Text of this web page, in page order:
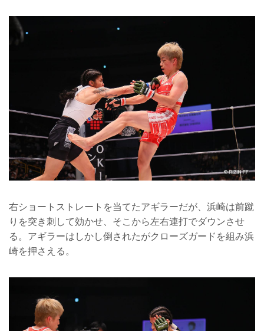
右ショートストレートを当てたアギラーだが、浜崎は前蹴
りを突き刺して効かせ、そこから左右連打でダウンさせ
る。アギラーはしかし倒されたがクローズガードを組み浜
崎を押さえる。